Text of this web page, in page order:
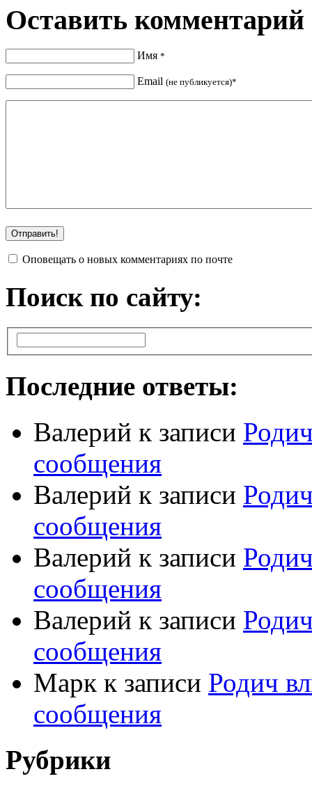
Оставить комментарий
Имя *
Email (не публикуется)*
Оповещать о новых комментариях по почте
Поиск по сайту:
Последние ответы:
Валерий к записи
сообщения
Валерий к записи
сообщения
Валерий к записи
сообщения
Валерий к записи
сообщения
Марк к записи Родич
сообщения
Рубрики